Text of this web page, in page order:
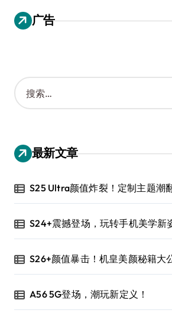
广告
搜
索
：
最新文章
S25 Ultra颜值炸裂！定制主题潮
S24+震撼登场，玩转手机美学新
S26+颜值暴击！机皇美颜秘籍大
A56 5G登场，潮玩新定义！